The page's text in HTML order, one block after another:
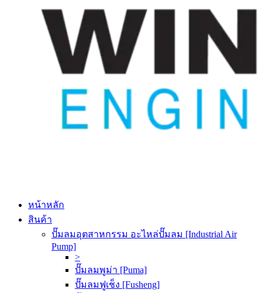
หน้าหลัก
สินค้า
ปั๊มลมอุตสาหกรรม อะไหล่ปั๊มลม [Industrial Air
Pump]
>
ปั๊มลมพูม่า [Puma]
ปั๊มลมฟูเช็ง [Fusheng]